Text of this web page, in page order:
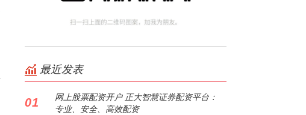
最近发表
01
网上股票配资开户 正大智慧证券配资平台：
专业、安全、高效配资